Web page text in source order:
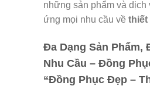
những sản phẩm và dịch
ứng mọi nhu cầu về thiết
Đa Dạng Sản Phẩm,
Nhu Cầu – Đồng
“Đồng Phục Đẹp –